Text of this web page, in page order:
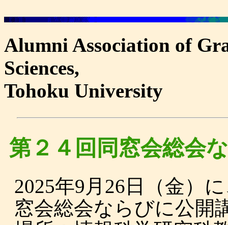
Alumni Association of
Sciences,
Tohoku University
第２４回同窓会総会
2025年9月26日（金）
窓会総会ならびに公開